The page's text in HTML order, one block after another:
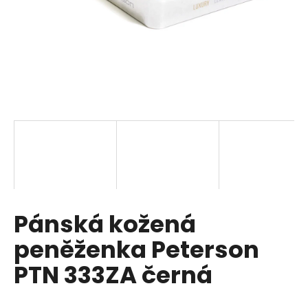
Pánská kožená
peněženka Peterson
PTN 333ZA černá
D
o
p
o
r